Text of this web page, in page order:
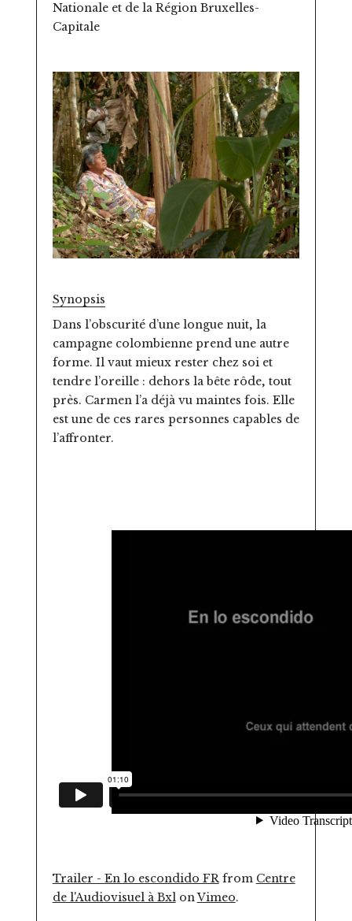
Nationale et de la Région Bruxelles-
Capitale
Synopsis
Dans l’obscurité d’une longue nuit, la
campagne colombienne prend une autre
forme. Il vaut mieux rester chez soi et
tendre l’oreille : dehors la bête rôde, tout
près. Carmen l’a déjà vu maintes fois. Elle
est une de ces rares personnes capables de
l’affronter.
Trailer - En lo escondido FRfrom Centre
de l'Audiovisuel à BxlonVimeo.